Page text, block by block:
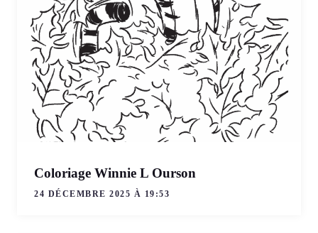
Coloriage Winnie L Ourson
24 DÉCEMBRE 2025 À 19:53